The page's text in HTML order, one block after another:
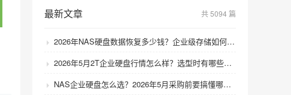
最新文章 共 5094 篇
2026年NAS硬盘数据恢复多少钱？企业级存储如何避免数据丢失风险？
2026年5月2T企业硬盘行情怎么样？选型时有哪些避坑技巧？
NAS企业硬盘怎么选？2026年5月采购前要搞懂哪些坑？